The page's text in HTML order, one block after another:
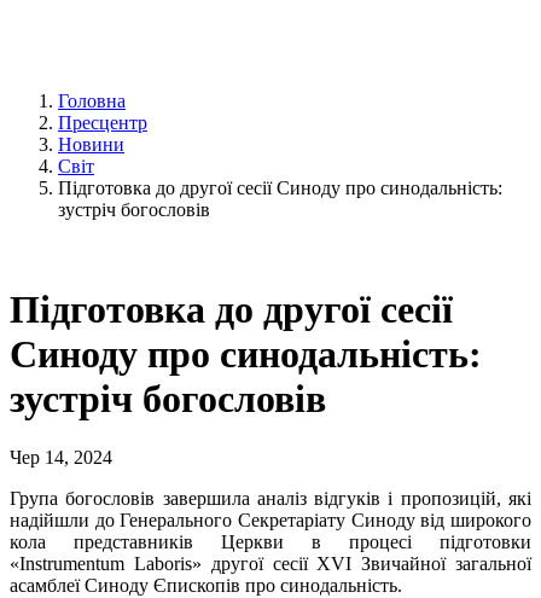
Головна
Пресцентр
Новини
Світ
Підготовка до другої сесії Синоду про синодальність:
зустріч богословів
Підготовка до другої сесії
Синоду про синодальність:
зустріч богословів
Чер 14, 2024
Група богословів завершила аналіз відгуків і пропозицій, які
надійшли до Генерального Секретаріату Синоду від широкого
кола представників Церкви в процесі підготовки
«Instrumentum Laboris» другої сесії XVI Звичайної загальної
асамблеї Синоду Єпископів про синодальність.